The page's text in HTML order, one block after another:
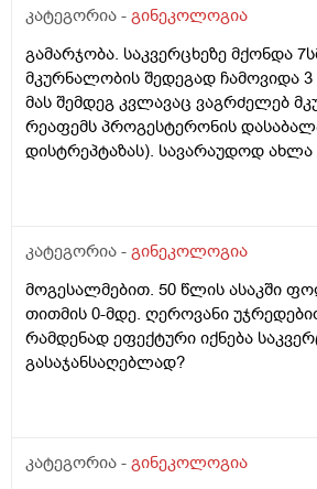
იყოს?
კატეგორია - გინეკოლოგია
გამარჯობა. საკვერცხეზე მქონდა
მკურნალობის შედეგად ჩამოვიდა 3
მას შემდეგ კვლავაც ვაგრძელებ
რეაფემს პროგესტერონის
დისტრეპტაზას). სავარაუდოდ
ვიზიტი) მსურს აპარატული
კეთდება და ვიბრაციის მეშვეობით
მაინტერესებს, მუცლის არეზე
პროცედურა?
კატეგორია - გინეკოლოგია
მოგესალმებით. 50 წლის ასაკში
თითმის 0-მდე. ღეროვანი
რამდენად ეფექტური იქნება
გასაჯანსაღებლად?
კატეგორია - გინეკოლოგია